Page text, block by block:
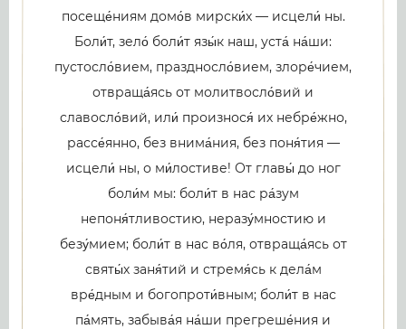
посеще́ниям домо́в мирски́х — исцели́ ны.
Боли́т, зело́ боли́т язы́к наш, уста́ на́ши:
пустосло́вием, праздносло́вием, злоре́чием,
отвраща́ясь от молитвосло́вий и
славосло́вий, или́ произнося́ их небре́жно,
рассе́янно, без внима́ния, без поня́тия —
исцели́ ны, о ми́лостиве! От главы́ до ног
боли́м мы: боли́т в нас ра́зум
непоня́тливостию, неразу́мностию и
безу́мием; боли́т в нас во́ля, отвраща́ясь от
святы́х заня́тий и стремя́сь к дела́м
вре́дным и богопроти́вным; боли́т в нас
па́мять, забыва́я на́ши прегреше́ния и